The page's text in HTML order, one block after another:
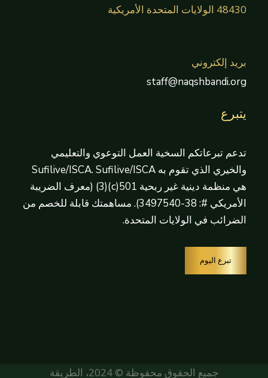
48430 الولايات المتحدة الأمريكية
بريد إلكتروني
staff@naqshbandi.org
يتبرع
تدعم تبرعاتكم السخية العمل التوعوي والتعليمي
والخيري الذي تقوم به Sufilive/ISCA. Sufilive/ISCA
هي منظمة دينية غير ربحية 501(c)(3) (معرف الضريبة
الأمريكي #: 38-3497540). مساهمتك قابلة للخصم من
الضرائب في الولايات المتحدة.
تبرع اليوم
جميع الحقوق محفوظة © 2024، الطريقة